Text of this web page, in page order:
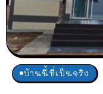
บ้านนี้ที่เป็นจริง